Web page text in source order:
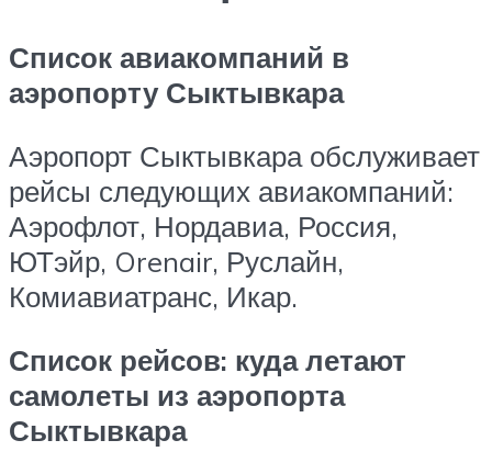
Список авиакомпаний в
аэропорту Сыктывкара
Аэропорт Сыктывкара обслуживает
рейсы следующих авиакомпаний:
Аэрофлот, Нордавиа, Россия,
ЮТэйр, Orenair, Руслайн,
Комиавиатранс, Икар.
Список рейсов: куда летают
самолеты из аэропорта
Сыктывкара